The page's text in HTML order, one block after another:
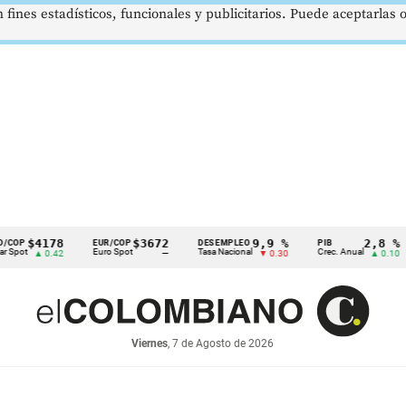
EUR/COP
Euro Spot
$3672
—
DESEMPLEO
Tasa Nacional
9,9 %
▼ 0.30
PIB
Crec. Anual
2,8 %
▲ 0.10
TRM
Tasa
Viernes, 7 de Agosto de 2026
estadísticos, funcionales y publicitarios. Puede aceptarlas